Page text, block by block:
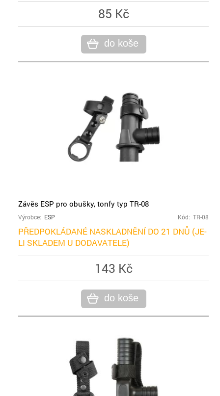
85 Kč
do koše
Závěs ESP pro obušky, tonfy typ TR-08
Výrobce: ESP Kód: TR-08
PŘEDPOKLÁDANÉ NASKLADNĚNÍ DO 21 DNŮ (JE-
LI SKLADEM U DODAVATELE)
143 Kč
do koše